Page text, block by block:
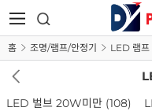
홈 조명/램프/안정기 LED 램프
LED 벌브 20W미만 (108)